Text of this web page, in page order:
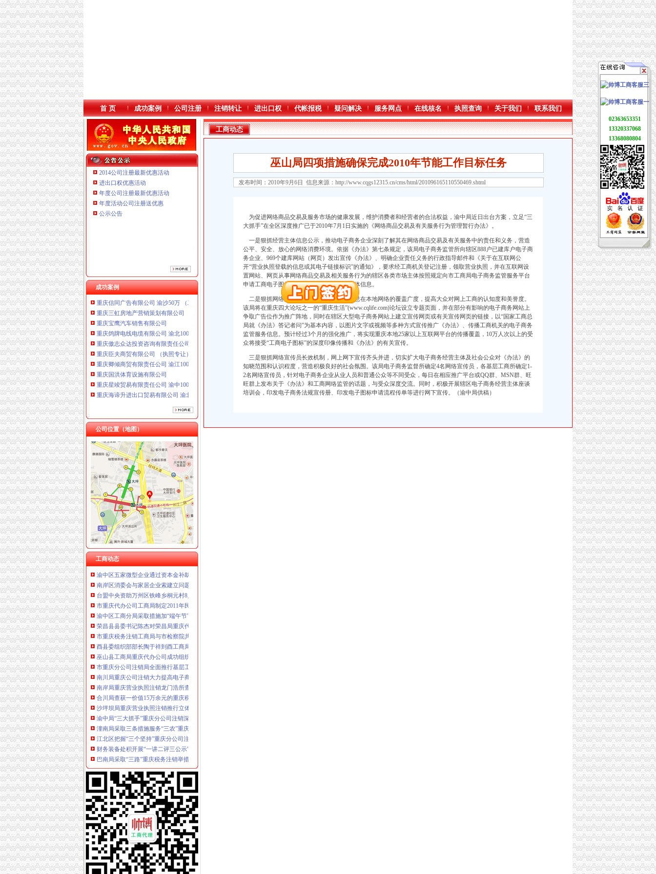
本站导航
首 页 成功案例 公司注册 注销转让 进出口权 代帐报税 疑问解决 服务网点 在线核名 执照查询 关于我们 联系我们
2014公司注册最新优惠活动
进出口权优惠活动
年度公司注册最新优惠活动
年度活动公司注册送优惠
公示公告
成功案例
重庆鸽牌电线电缆有限公司 渝北10010万 (进出口权)
重庆海谛升进出口贸易有限公司 渝北100万 （进出口权）
重庆奕欣锦诚商贸有限公司 渝九50万 （工商注册）
重庆信同广告有限公司 渝沙50万 （工商注册）
重庆三虹房地产营销策划有限公司
重庆宝鹰汽车销售有限公司
重庆鸽牌电线电缆有限公司 渝北10010万 (进出口权)
重庆傲志众达投资咨询有限责任公司 渝九1000万 （增资）
重庆臣夫商贸有限公司 （执照专让）
重庆卿倾商贸有限责任公司 渝江100万 （工商注册）
重庆国洪体育设施有限公司
重庆星竣贸易有限责任公司 渝中100万 （进出口权）
重庆海谛升进出口贸易有限公司 渝北100万 （进出口权）
重庆奕欣锦诚商贸有限公司 渝九50万 （工商注册）
重庆信同广告有限公司 渝沙50万 （工商注册）
重庆宝鹰汽车销售有限公司
公司位置（地图）
工商动态
工商动态
我市重庆分公司注销出台在校大创办微型企业相关办法
市重庆代办公司局副巡视员高印平率队到南川局开展考核考察工作
长寿局重庆代办公司大力促进非公经济组织创先争优
沙坪坝局重庆分公司注销三举措帮扶中小企业融资4.8亿元
江津局重庆税务注销以四个注重为抓手大力发展微型企业
垫江局重庆代办公司全面完成微型企业试点发展任务
云局重庆公司注销稳步推进学习型机关建设成效明显
渝中区五家微型企业通过资本金补助评审
南岸区消委会与家居企业索建立问题家居先行赔偿机制
台盟中央资助万州区铁峰乡桐元村8户残疾人微型企业
市重庆代办公司工商局制定2011年民主评议政风行风工作实施方案
渝中区工商分局采取措施加“端午节”重庆分公司注销期间食品安全监管
荣昌县县委书记陈杰对荣昌局重庆代办公司工商专报信息作出批示
市重庆税务注销工商局与市检察院共同研究加行政执法与刑事司法衔接工作
酉县委组织部部长陶于祥到酉工商局重庆公司注销调研非公建工作
巫山县工商局重庆代办公司成功组织农村经纪人培训
市重庆分公司注销局全面推行基层工商所纪检监察员制度
南川局重庆公司注销大力提高电子商务巡查效率
南岸局重庆营业执照注销龙门浩所查获2424听冒王老吉
合川局查获一价值15万余元的重庆税务注销涉嫌销售无中文标签进口葡萄酒案件
沙坪坝局重庆营业执照注销推行立体化工商执法办案风险防控体系成效好
渝中局“三大抓手”重庆分公司注销深度推广《网络商品交易及有关服务行为管理暂行办法》
潼南局采取三条措施服务“三农”重庆公司注销取得实效
江北区把握“三个坚持”重庆分公司注销推动微型企业发展创良好开局
财务装备处积开展“一讲二评三公示”重庆公司注销活动
巴南局采取“三路”重庆税务注销举措着力加电子商务监管
黔江局“五字并举”重庆分公司注销狠抓微型企业创业培训
开县局多措并举造工商所“软实力”重庆公司注销
九龙坡局重庆分公司注销积索力推进微型企业发展成效显著
巫溪局紧扣“三个三”重庆分公司注销创新执法办案工作
市重庆营业执照注销局副局长陈速到巴南局检查指导执法办案工作
外资处支部“四个结合”重庆公司注销扎实推进创先争优活动
合同处支部深入开展“唱读讲”重庆税务注销活动
云局重庆代办公司四项措施狠抓信息化数据质量建设
巴南局干部论文入围青年人才论坛市重庆公司注销纪检监察系统分论坛
南川局重庆营业执照注销开展微型企业申报回访工作确保扶持资金安全
南川局重庆公司注销景剧《二胡》喜获该区直管部门文艺展演第一名
渝中局重庆公司注销多措并举全力推进微型企业发展
工商动态
巫山局四项措施确保完成2010年节能工作目标任务
发布时间：2010年9月6日 信息来源： http://www.cqgs12315.cn/cms/html/201096165110550469.shtml
为促进网络商品交易及服务市场的健康发展，维护消费者和经营者的合法权益，渝中局近日出台方案，立足“三
大抓手”在全区深度推广已于2010年7月1日实施的《网络商品交易及有关服务行为管理暂行办法》。
一是狠抓经营主体信息公示，推动电子商务企业深刻了解其在网络商品交易及有关服务中的责任和义务，营造
公平、安全、放心的网络消费环境。依据《办法》第七条规定，该局电子商务监管所向辖区888户已建库户电子商
务企业、969个建库网站（网页）发出宣传《办法》、明确企业责任义务的行政指导邮件和《关于在互联网公
开“营业执照登载的信息或其电子链接标识”的通知》，要求经工商机关登记注册，领取营业执照，并在互联网设
置网站、网页从事网络商品交易及相关服务行为的辖区各类市场主体按照规定向市工商局电子商务监管服务平台
申请工商电子图标或在网页醒目位置公开主体信息。
二是狠抓网络阵地宣传，扩大工商机关信息在本地网络的覆盖广度，提高大众对网上工商的认知度和美誉度。
该局将在重庆四大论坛之一的“重庆生活”(www.cqlife.com)论坛设立专题页面，并在部分有影响的电子商务网站上
争取广告位作为推广阵地，同时在辖区大型电子商务网站上建立宣传网页或有关宣传网页的链接，以“国家工商总
局就《办法》答记者问”为基本内容，以图片文字或视频等多种方式宣传推广《办法》、传播工商机关的电子商务
监管服务信息。预计经过3个月的强化推广，将实现重庆本地25家以上互联网平台的传播覆盖，10万人次以上的受
众将接受“工商电子图标”的深度印像传播和《办法》的有关宣传。
三是狠抓网络宣传员长效机制，网上网下宣传齐头并进，切实扩大电子商务经营主体及社会公众对《办法》的
知晓范围和认识程度，营造积极良好的社会氛围。该局电子商务监督所确定4名网络宣传员，各基层工商所确定1-
2名网络宣传员，针对电子商务企业从业人员和普通公众等不同受众，每日在相应推广平台或QQ群、MSN群、旺
旺群上发布关于《办法》和工商网络监管的话题，与受众深度交流。同时，积极开展辖区电子商务经营主体座谈
培训会，印发电子商务法规宣传册、印发电子图标申请流程传单等进行网下宣传。（渝中局供稿）
02363653351
13320337068
13368080804